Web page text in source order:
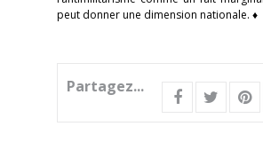
peut donner une dimension nationale. ♦
Partagez...